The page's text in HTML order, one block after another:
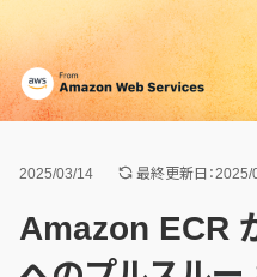
2025/03/14 最終更新日：2025/
Amazon ECR